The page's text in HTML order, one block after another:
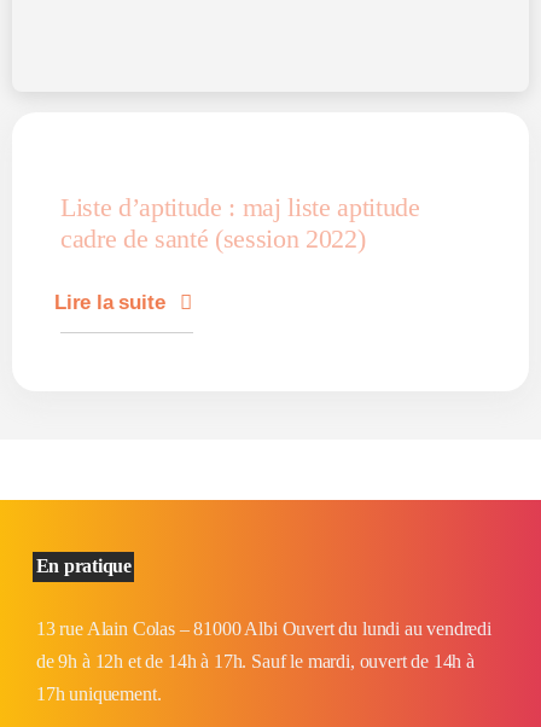
Liste d’aptitude : maj liste aptitude
cadre de santé (session 2022)
Lire la suite
En pratique
13 rue Alain Colas – 81000 Albi Ouvert du lundi au vendredi
de 9h à 12h et de 14h à 17h. Sauf le mardi, ouvert de 14h à
17h uniquement.